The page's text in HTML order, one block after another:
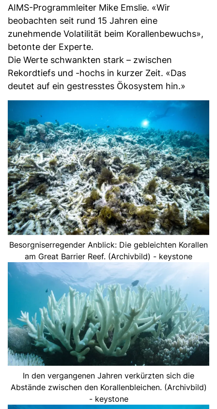
AIMS-Programmleiter Mike Emslie. «Wir
beobachten seit rund 15 Jahren eine
zunehmende Volatilität beim Korallenbewuchs»,
betonte der Experte.
Die Werte schwankten stark – zwischen
Rekordtiefs und -hochs in kurzer Zeit. «Das
deutet auf ein gestresstes Ökosystem hin.»
Besorgniserregender Anblick: Die gebleichten Korallen
am Great Barrier Reef. (Archivbild) - keystone
In den vergangenen Jahren verkürzten sich die
Abstände zwischen den Korallenbleichen. (Archivbild)
- keystone